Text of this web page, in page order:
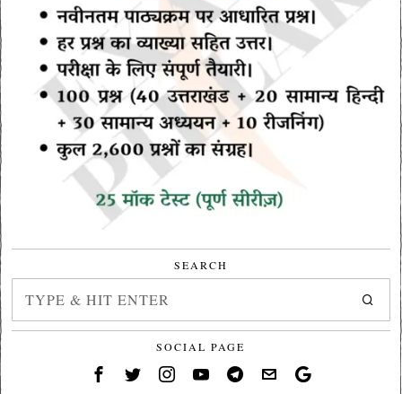
SEARCH
SOCIAL PAGE